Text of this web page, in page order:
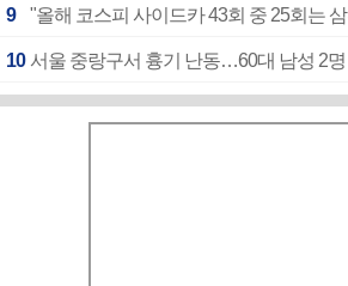
9 "올해 코스피 사이드카 43회 중 25회는
10 서울 중랑구서 흉기 난동…60대 남성 2